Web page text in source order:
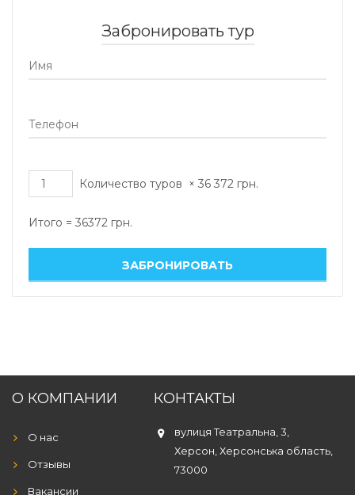
Забронировать тур
Количество туров × 36 372 грн.
Итого = 36372 грн.
КОНТАКТЫ
вулиця Театральна, 3,
Херсон, Херсонська область,
73000
О КОМПАНИИ
О нас
Отзывы
Вакансии